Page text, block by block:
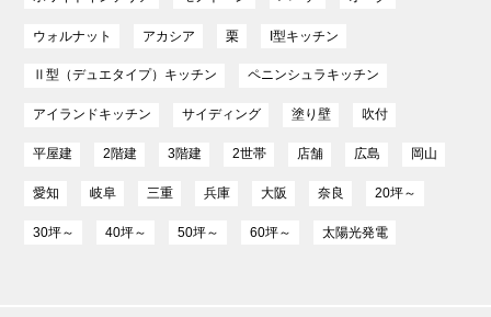
ウォルナット アカシア 栗 I型キッチン
Ⅱ型（デュエタイプ）キッチン ペニンシュラキッチン
アイランドキッチン サイディング 塗り壁 吹付
平屋建 2階建 3階建 2世帯 店舗 広島 岡山
愛知 岐阜 三重 兵庫 大阪 奈良 20坪～
30坪～ 40坪～ 50坪～ 60坪～ 太陽光発電